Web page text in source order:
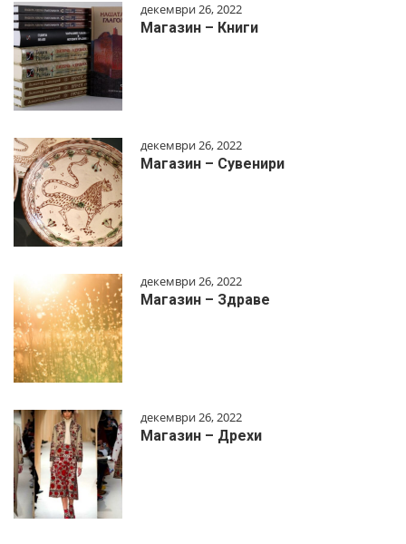
декември 26, 2022
Магазин – Книги
декември 26, 2022
Магазин – Сувенири
декември 26, 2022
Магазин – Здраве
декември 26, 2022
Магазин – Дрехи